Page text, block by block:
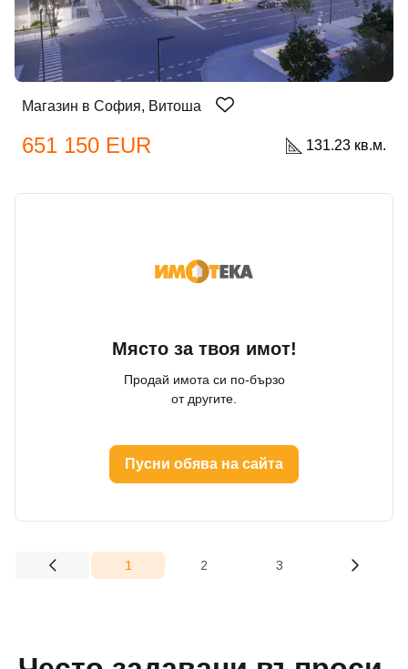
Добре дошъл!
Магазин в София, Витоша
651 150 EUR 131.23 кв.м.
Място за твоя имот!
Продай имота си по-бързо
от другите.
Пусни обява на сайта
1
(current)
2 3